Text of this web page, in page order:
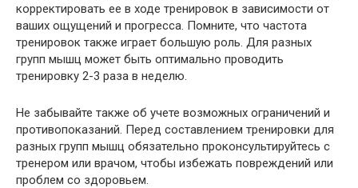
корректировать ее в ходе тренировок в зависимости от
ваших ощущений и прогресса. Помните, что частота
тренировок также играет большую роль. Для разных
групп мышц может быть оптимально проводить
тренировку 2-3 раза в неделю.
Не забывайте также об учете возможных ограничений и
противопоказаний. Перед составлением тренировки для
разных групп мышц обязательно проконсультируйтесь с
тренером или врачом, чтобы избежать повреждений или
проблем со здоровьем.